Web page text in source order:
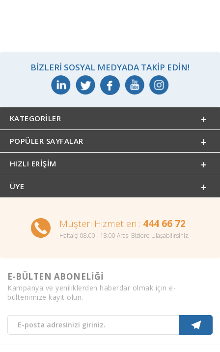
BIZLERI SOSYAL MEDYADA TAKIP EDIN!
KATEGORILER
POPÜLER SAYFALAR
HIZLI ERIŞIM
ÜYE
Müşteri Hizmetleri : 444 66 72
Haftaiçi 08.00 - 18.00 Arası Bizlere Ulaşabilirsiniz.
E-BÜLTEN ABONELİĞİ
Kampanya ve yeniliklerden haberdar olmak için e-
bültenimize kayıt olun.